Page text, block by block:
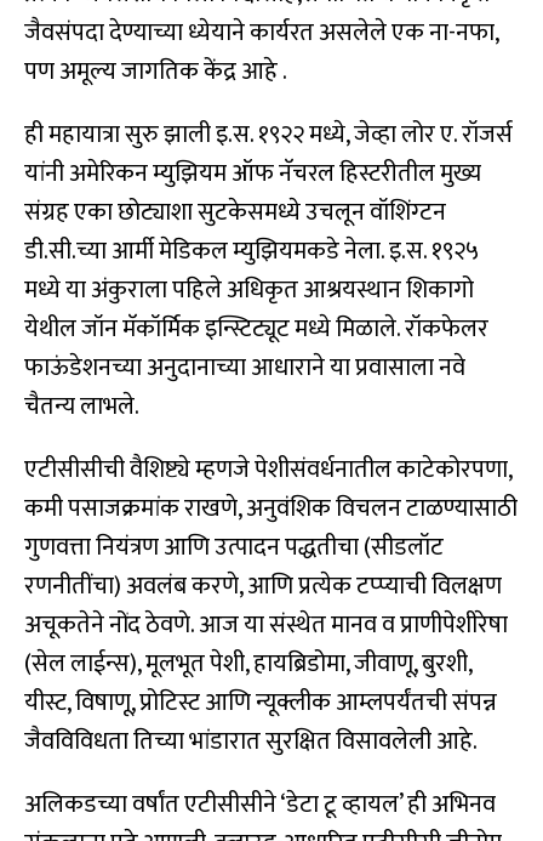
जैवसंपदा देण्याच्या ध्येयाने कार्यरत असलेले एक ना-नफा,
पण अमूल्य जागतिक केंद्र आहे .
ही महायात्रा सुरु झाली इ.स. १९२२ मध्ये, जेव्हा लोर ए. रॉजर्स
यांनी अमेरिकन म्युझियम ऑफ नॅचरल हिस्टरीतील मुख्य
संग्रह एका छोट्याशा सुटकेसमध्ये उचलून वॉशिंग्टन
डी.सी.च्या आर्मी मेडिकल म्युझियमकडे नेला. इ.स. १९२५
मध्ये या अंकुराला पहिले अधिकृत आश्रयस्थान शिकागो
येथील जॉन मॅकॉर्मिक इन्स्टिट्यूट मध्ये मिळाले. रॉकफेलर
फाऊंडेशनच्या अनुदानाच्या आधाराने या प्रवासाला नवे
चैतन्य लाभले.
एटीसीसीची वैशिष्ट्ये म्हणजे पेशीसंवर्धनातील काटेकोरपणा,
कमी पसाजक्रमांक राखणे, अनुवंशिक विचलन टाळण्यासाठी
गुणवत्ता नियंत्रण आणि उत्पादन पद्धतीचा (सीडलॉट
रणनीतींचा) अवलंब करणे, आणि प्रत्येक टप्प्याची विलक्षण
अचूकतेने नोंद ठेवणे. आज या संस्थेत मानव व प्राणीपेशीरेषा
(सेल लाईन्स), मूलभूत पेशी, हायब्रिडोमा, जीवाणू, बुरशी,
यीस्ट, विषाणू, प्रोटिस्ट आणि न्यूक्लीक आम्लपर्यंतची संपन्न
जैवविविधता तिच्या भांडारात सुरक्षित विसावलेली आहे.
अलिकडच्या वर्षांत एटीसीसीने ‘डेटा टू व्हायल’ ही अभिनव